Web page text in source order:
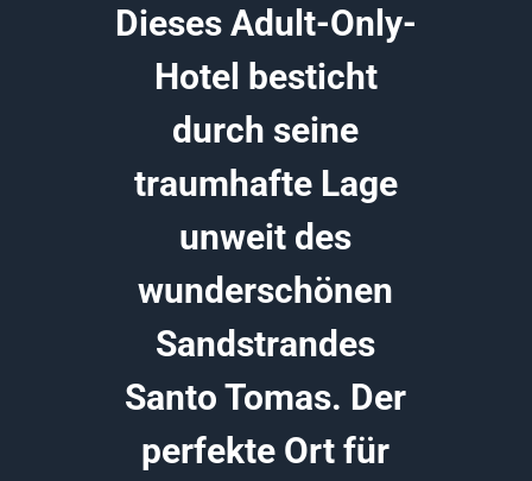
Dieses Adult-Only-
Hotel besticht
durch seine
traumhafte Lage
unweit des
wunderschönen
Sandstrandes
Santo Tomas. Der
perfekte Ort für